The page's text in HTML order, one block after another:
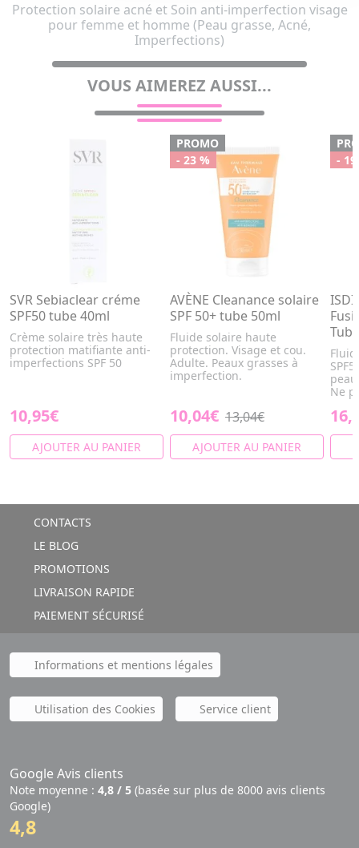
Protection solaire acné et Soin anti-imperfection visage
pour femme et homme (Peau grasse, Acné,
Imperfections)
VOUS AIMEREZ AUSSI...
SVR Sebiaclear créme
SPF50 tube 40ml
Crème solaire très haute
protection matifiante anti-
imperfections SPF 50
10,95€
AJOUTER AU PANIER
PROMO
- 23 %
AVÈNE Cleanance solaire
SPF 50+ tube 50ml
Fluide solaire haute
protection. Visage et cou.
Adulte. Peaux grasses à
imperfection.
10,04€ 13,04€
AJOUTER AU PANIER
-
Ne
CONTACTS
LE BLOG
PROMOTIONS
LIVRAISON RAPIDE
PAIEMENT SÉCURISÉ
Informations et mentions légales
Utilisation des Cookies Service client
Google Avis clients
Note moyenne : 4,8 / 5 (basée sur plus de 8000 avis clients
Google)
4,8